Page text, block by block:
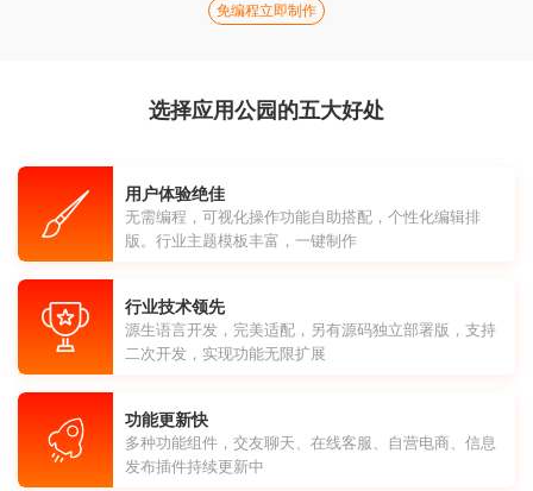
免编程立即制作
选择应用公园的五大好处
用户体验绝佳
无需编程，可视化操作功能自助搭配，个性化编辑排
版。行业主题模板丰富，一键制作
行业技术领先
源生语言开发，完美适配，另有源码独立部署版，支持
二次开发，实现功能无限扩展
功能更新快
多种功能组件，交友聊天、在线客服、自营电商、信息
发布插件持续更新中